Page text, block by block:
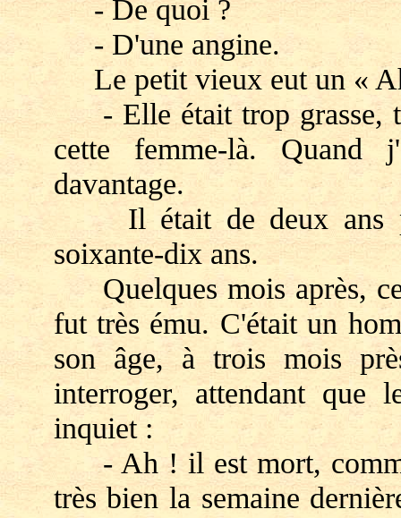
- De quoi ?
- D'une angine.
Le petit vieux eut un «
- Elle était trop grasse,
cette femme-là. Quand
davantage.
Il était de deux ans
soixante-dix ans.
Quelques mois après,
fut très ému. C'était un
son âge, à trois mois
interroger, attendant que
inquiet :
- Ah ! il est mort,
très bien la semaine